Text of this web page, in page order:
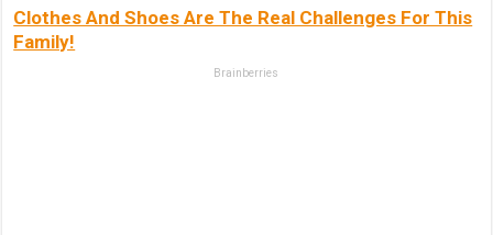
Clothes And Shoes Are The Real Challenges For This
Family!
Brainberries